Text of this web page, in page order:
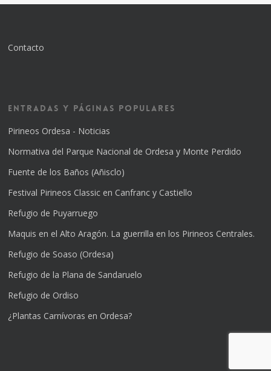
Contacto
Entradas y Páginas Populares
Pirineos Ordesa - Noticias
Normativa del Parque Nacional de Ordesa y Monte Perdido
Fuente de los Baños (Añisclo)
Festival Pirineos Classic en Canfranc y Castiello
Refugio de Puyarruego
Maquis en el Alto Aragón. La guerrilla en los Pirineos Centrales.
Refugio de Soaso (Ordesa)
Refugio de la Plana de Sandaruelo
Refugio de Ordiso
¿Plantas Carnívoras en Ordesa?